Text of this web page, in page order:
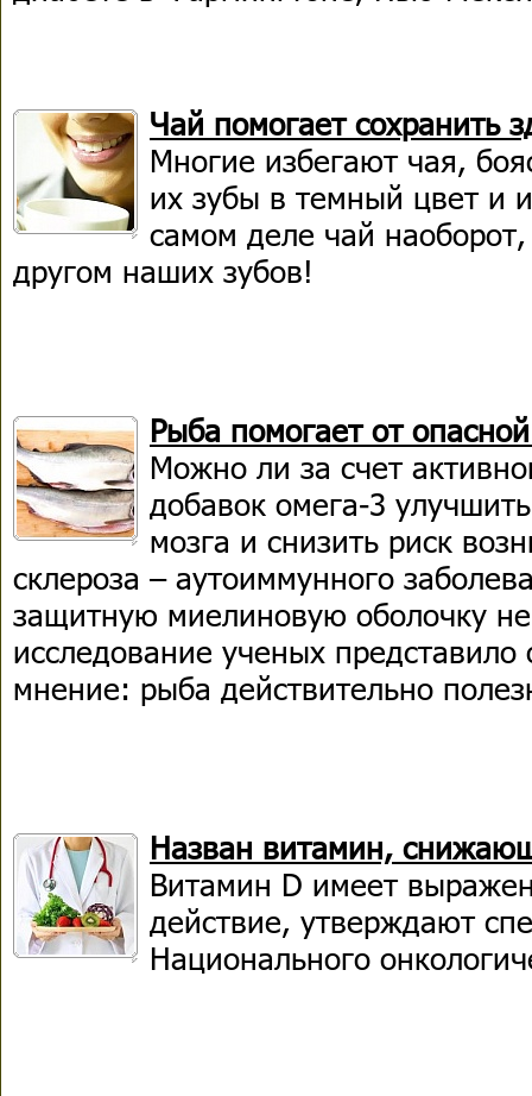
Чай помогает сохранить
Многие избегают чая,
их зубы в темный цвет и
самом деле чай
другом наших зубов!
Рыба помогает от
Можно ли за счет
добавок омега-3
мозга и снизить риск
склероза – аутоиммунного
защитную миелиновую оболочку
исследование ученых представило
мнение: рыба действительно
Назван витамин,
Витамин D имеет
действие, утверждают
Национального